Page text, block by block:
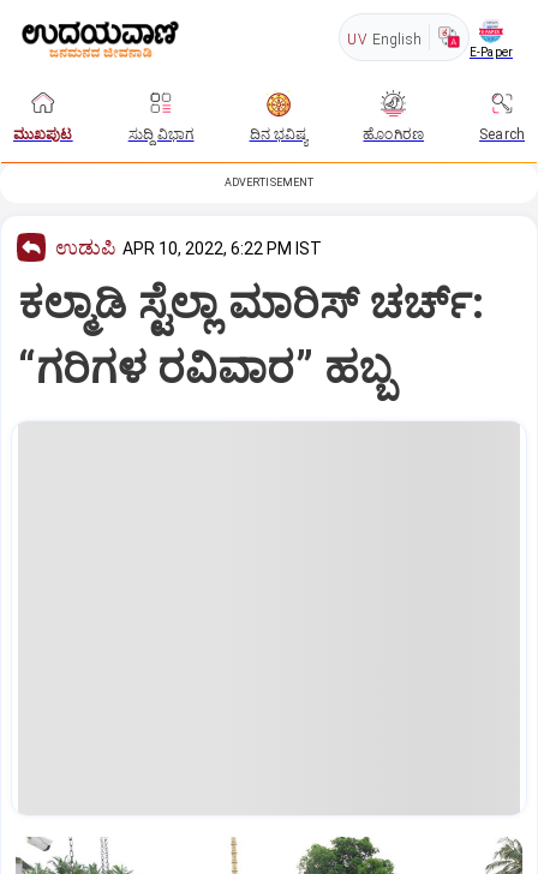
UV English
E-Paper
ಮುಖಪುಟ ಸುದ್ದಿ ವಿಭಾಗ ದಿನ ಭವಿಷ್ಯ ಹೊಂಗಿರಣ Search
ADVERTISEMENT
ಉಡುಪಿ APR 10, 2022, 6:22 PM IST
ಕಲ್ಮಾಡಿ ಸ್ಟೆಲ್ಲಾ ಮಾರಿಸ್ ಚರ್ಚ್:
“ಗರಿಗಳ ರವಿವಾರ” ಹಬ್ಬ